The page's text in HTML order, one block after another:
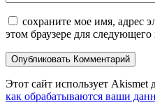
сохраните мое имя, адрес
этом браузере для
Этот сайт использует Akismet
как обрабатываются ваши